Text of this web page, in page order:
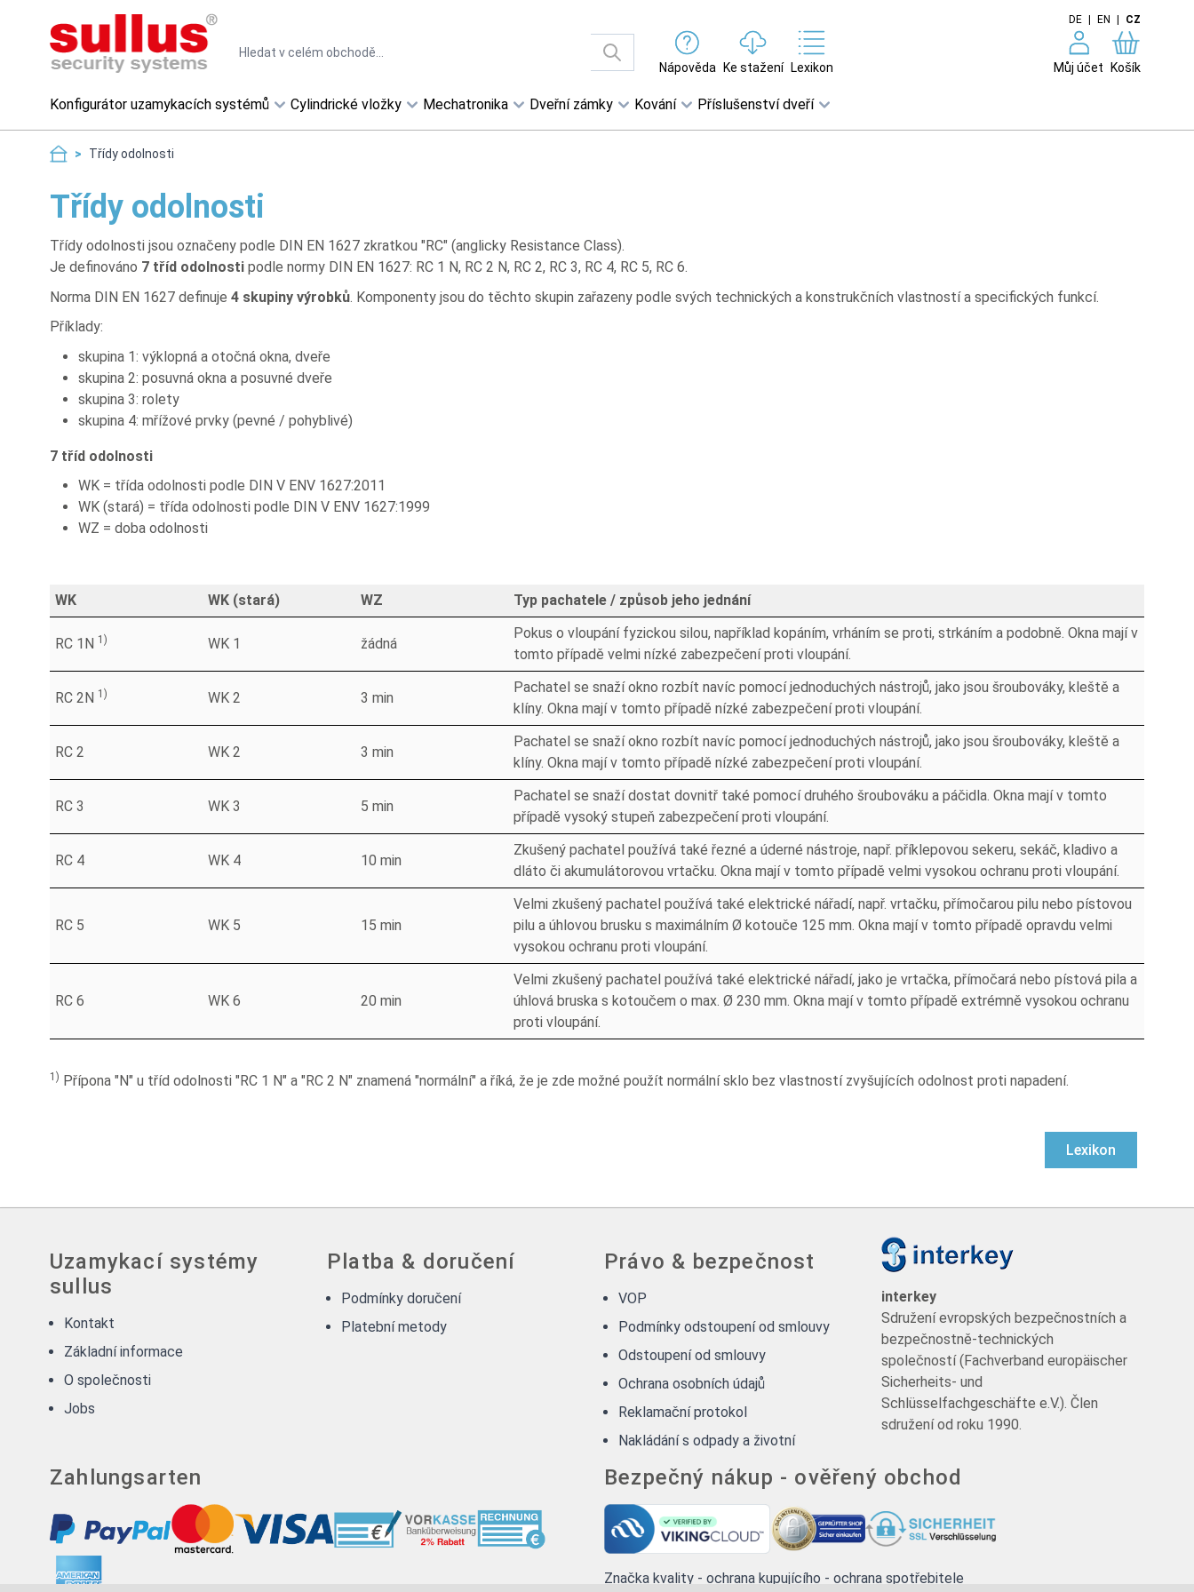
DE EN CZ
Nápověda
Ke stažení Lexikon Můj účet Košík
Konfigurátor uzamykacích systémů Cylindrické vložky Mechatronika Dveřní zámky Kování Příslušenství dveří
> Třídy odolnosti
Třídy odolnosti
Třídy odolnosti jsou označeny podle DIN EN 1627 zkratkou "RC" (anglicky Resistance Class).
Je definováno 7 tříd odolnosti podle normy DIN EN 1627: RC 1 N, RC 2 N, RC 2, RC 3, RC 4, RC 5, RC 6.
Norma DIN EN 1627 definuje 4 skupiny výrobků. Komponenty jsou do těchto skupin zařazeny podle svých technických a konstrukčních vlastností a specifických funkcí.
Příklady:
skupina 1: výklopná a otočná okna, dveře
skupina 2: posuvná okna a posuvné dveře
skupina 3: rolety
skupina 4: mřížové prvky (pevné / pohyblivé)
7 tříd odolnosti
WK = třída odolnosti podle DIN V ENV 1627:2011
WK (stará) = třída odolnosti podle DIN V ENV 1627:1999
WZ = doba odolnosti
WK WK (stará) WZ Typ pachatele / způsob jeho jednání
RC 1N 1) WK 1 žádná
Pokus o vloupání fyzickou silou, například kopáním, vrháním se proti, strkáním a podobně. Okna mají v
tomto případě velmi nízké zabezpečení proti vloupání.
RC 2N 1) WK 2 3 min
Pachatel se snaží okno rozbít navíc pomocí jednoduchých nástrojů, jako jsou šroubováky, kleště a
klíny. Okna mají v tomto případě nízké zabezpečení proti vloupání.
RC 2 WK 2 3 min
Pachatel se snaží okno rozbít navíc pomocí jednoduchých nástrojů, jako jsou šroubováky, kleště a
klíny. Okna mají v tomto případě nízké zabezpečení proti vloupání.
RC 3 WK 3 5 min
Pachatel se snaží dostat dovnitř také pomocí druhého šroubováku a páčidla. Okna mají v tomto
případě vysoký stupeň zabezpečení proti vloupání.
RC 4 WK 4 10 min
Zkušený pachatel používá také řezné a úderné nástroje, např. příklepovou sekeru, sekáč, kladivo a
dláto či akumulátorovou vrtačku. Okna mají v tomto případě velmi vysokou ochranu proti vloupání.
RC 5 WK 5 15 min
Velmi zkušený pachatel používá také elektrické nářadí, např. vrtačku, přímočarou pilu nebo pístovou
pilu a úhlovou brusku s maximálním Ø kotouče 125 mm. Okna mají v tomto případě opravdu velmi
vysokou ochranu proti vloupání.
RC 6 WK 6 20 min
Velmi zkušený pachatel používá také elektrické nářadí, jako je vrtačka, přímočará nebo pístová pila a
úhlová bruska s kotoučem o max. Ø 230 mm. Okna mají v tomto případě extrémně vysokou ochranu
proti vloupání.
1) Přípona "N" u tříd odolnosti "RC 1 N" a "RC 2 N" znamená "normální" a říká, že je zde možné použít normální sklo bez vlastností zvyšujících odolnost proti napadení.
Lexikon
Uzamykací systémy
sullus
Kontakt
Základní informace
O společnosti
Jobs
Platba & doručení
Podmínky doručení
Platební metody
Právo & bezpečnost
VOP
Podmínky odstoupení od smlouvy
Odstoupení od smlouvy
Ochrana osobních údajů
Reklamační protokol
Nakládání s odpady a životní
interkey
Sdružení evropských bezpečnostních a
bezpečnostně-technických
společností (Fachverband europäischer
Sicherheits- und
Schlüsselfachgeschäfte e.V.). Člen
sdružení od roku 1990.
Zahlungsarten Bezpečný nákup - ověřený obchod
Značka kvality - ochrana kupujícího - ochrana spotřebitele